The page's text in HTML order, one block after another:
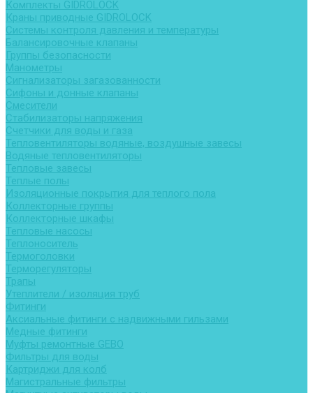
Комплекты GIDROLOCK
Краны приводные GIDROLOCK
Системы контроля давления и температуры
Балансировочные клапаны
Группы безопасности
Манометры
Сигнализаторы загазованности
Сифоны и донные клапаны
Смесители
Стабилизаторы напряжения
Счетчики для воды и газа
Тепловентиляторы водяные, воздушные завесы
Водяные тепловентиляторы
Тепловые завесы
Теплые полы
Изоляционные покрытия для теплого пола
Коллекторные группы
Коллекторные шкафы
Тепловые насосы
Теплоноситель
Термоголовки
Терморегуляторы
Трапы
Утеплители / изоляция труб
Фитинги
Аксиальные фитинги с надвижными гильзами
Медные фитинги
Муфты ремонтные GEBO
Фильтры для воды
Картриджи для колб
Магистральные фильтры